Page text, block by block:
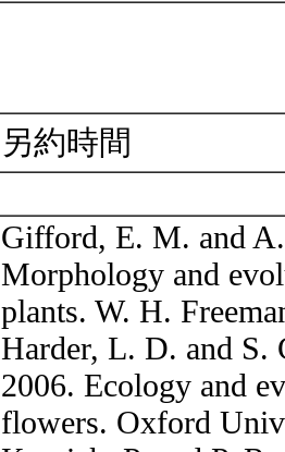
另約時間
Gifford, E. M. and
Morphology and
plants. W. H.
Harder, L. D. and S.
2006. Ecology and
flowers. Oxford